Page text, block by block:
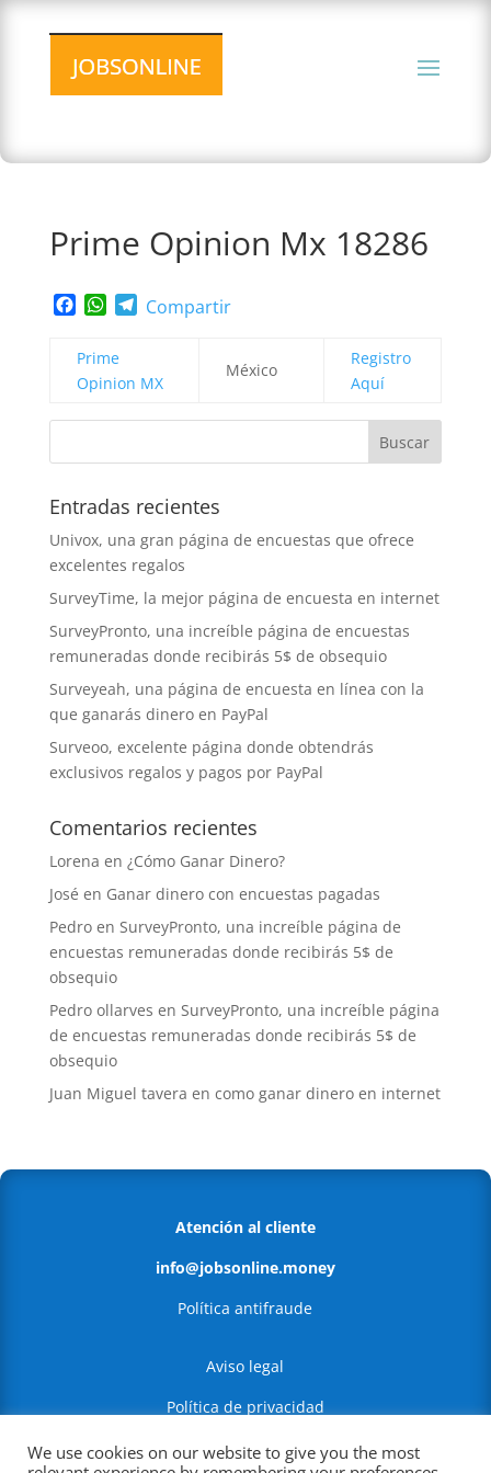
Prime Opinion Mx 18286
Facebook
WhatsApp
Telegram
Compartir
Prime
Opinion MX
México
Registro
Aquí
Entradas recientes
Univox, una gran página de encuestas que ofrece
excelentes regalos
SurveyTime, la mejor página de encuesta en internet
SurveyPronto, una increíble página de encuestas
remuneradas donde recibirás 5$ de obsequio
Surveyeah, una página de encuesta en línea con la
que ganarás dinero en PayPal
Surveoo, excelente página donde obtendrás
exclusivos regalos y pagos por PayPal
Comentarios recientes
Lorena en ¿Cómo Ganar Dinero?
José en Ganar dinero con encuestas pagadas
Pedroen SurveyPronto, una increíble página de
encuestas remuneradas donde recibirás 5$ de
obsequio
Pedro ollarves en SurveyPronto, una increíble página
de encuestas remuneradas donde recibirás 5$ de
obsequio
Juan Miguel tavera en como ganar dinero en internet
Atención al cliente
info@jobsonline.money
Política antifraude
Aviso legal
Política de privacidad
Política de Cookies
We use cookies on our website to give you the most